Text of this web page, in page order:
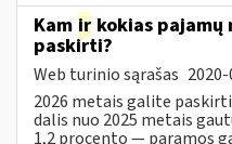
Kam ir kokias pajamų
paskirti?
Web turinio sąrašas
2026 metais galite
dalis nuo 2025 metais
1,2 procento — paramos